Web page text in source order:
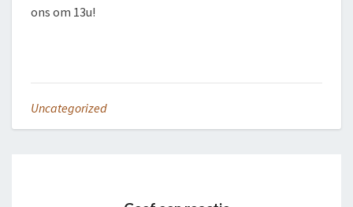
ons om 13u!
Uncategorized